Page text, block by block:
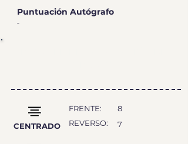
Puntuación Autógrafo
-
CENTRADO
FRENTE:
8
REVERSO:
7